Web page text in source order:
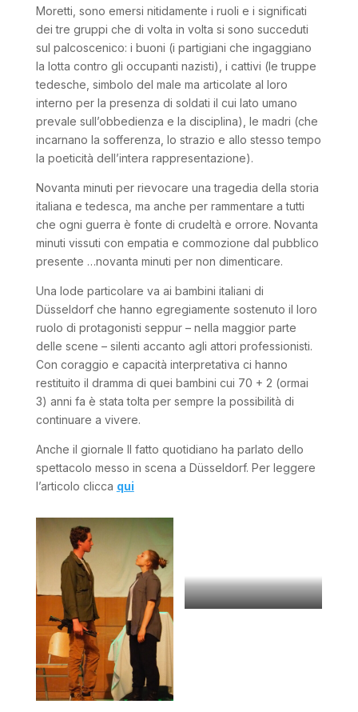
Moretti, sono emersi nitidamente i ruoli e i significati
dei tre gruppi che di volta in volta si sono succeduti
sul palcoscenico: i buoni (i partigiani che ingaggiano
la lotta contro gli occupanti nazisti), i cattivi (le truppe
tedesche, simbolo del male ma articolate al loro
interno per la presenza di soldati il cui lato umano
prevale sull’obbedienza e la disciplina), le madri (che
incarnano la sofferenza, lo strazio e allo stesso tempo
la poeticità dell’intera rappresentazione).
Novanta minuti per rievocare una tragedia della storia
italiana e tedesca, ma anche per rammentare a tutti
che ogni guerra è fonte di crudeltà e orrore. Novanta
minuti vissuti con empatia e commozione dal pubblico
presente …novanta minuti per non dimenticare.
Una lode particolare va ai bambini italiani di
Düsseldorf che hanno egregiamente sostenuto il loro
ruolo di protagonisti seppur – nella maggior parte
delle scene – silenti accanto agli attori professionisti.
Con coraggio e capacità interpretativa ci hanno
restituito il dramma di quei bambini cui 70 + 2 (ormai
3) anni fa è stata tolta per sempre la possibilità di
continuare a vivere.
Anche il giornale Il fatto quotidiano ha parlato dello
spettacolo messo in scena a Düsseldorf. Per leggere
l’articolo clicca qui